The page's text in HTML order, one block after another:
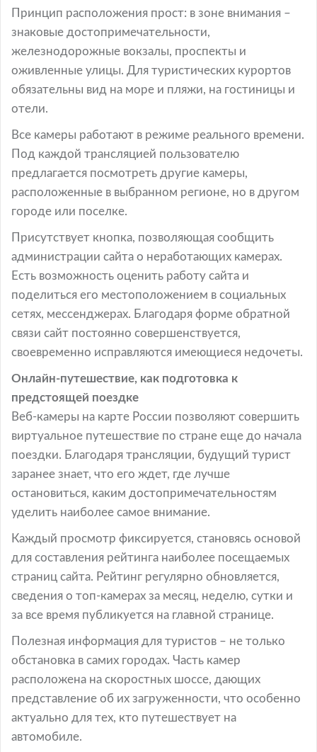
Принцип расположения прост: в зоне внимания –
знаковые достопримечательности,
железнодорожные вокзалы, проспекты и
оживленные улицы. Для туристических курортов
обязательны вид на море и пляжи, на гостиницы и
отели.
Все камеры работают в режиме реального времени.
Под каждой трансляцией пользователю
предлагается посмотреть другие камеры,
расположенные в выбранном регионе, но в другом
городе или поселке.
Присутствует кнопка, позволяющая сообщить
администрации сайта о неработающих камерах.
Есть возможность оценить работу сайта и
поделиться его местоположением в социальных
сетях, мессенджерах. Благодаря форме обратной
связи сайт постоянно совершенствуется,
своевременно исправляются имеющиеся недочеты.
Онлайн-путешествие, как подготовка к
предстоящей поездке
Веб-камеры на карте России позволяют совершить
виртуальное путешествие по стране еще до начала
поездки. Благодаря трансляции, будущий турист
заранее знает, что его ждет, где лучше
остановиться, каким достопримечательностям
уделить наиболее самое внимание.
Каждый просмотр фиксируется, становясь основой
для составления рейтинга наиболее посещаемых
страниц сайта. Рейтинг регулярно обновляется,
сведения о топ-камерах за месяц, неделю, сутки и
за все время публикуется на главной странице.
Полезная информация для туристов – не только
обстановка в самих городах. Часть камер
расположена на скоростных шоссе, дающих
представление об их загруженности, что особенно
актуально для тех, кто путешествует на
автомобиле.